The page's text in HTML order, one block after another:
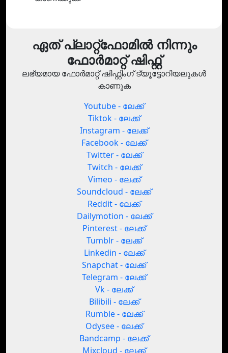
ഏത് പ്ലാറ്റ്‌ഫോമിൽ നിന്നും
ഫോർമാറ്റ് ഷിഫ്റ്റ്
ലഭ്യമായ ഫോർമാറ്റ് ഷിഫ്റ്റിംഗ് ട്യൂട്ടോറിയലുകൾ
കാണുക
Youtube - ലേക്ക്
Tiktok - ലേക്ക്
Instagram - ലേക്ക്
Facebook - ലേക്ക്
Twitter - ലേക്ക്
Twitch - ലേക്ക്
Vimeo - ലേക്ക്
Soundcloud - ലേക്ക്
Reddit - ലേക്ക്
Dailymotion - ലേക്ക്
Pinterest - ലേക്ക്
Tumblr - ലേക്ക്
Linkedin - ലേക്ക്
Snapchat - ലേക്ക്
Telegram - ലേക്ക്
Vk - ലേക്ക്
Bilibili - ലേക്ക്
Rumble - ലേക്ക്
Odysee - ലേക്ക്
Bandcamp - ലേക്ക്
Mixcloud - ലേക്ക്